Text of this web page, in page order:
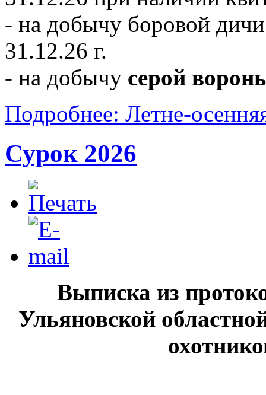
- на добычу боровой
31.12.26 г.
- на добычу серой
Подробнее: Летне-
Сурок 2026
Выписка из
Ульяновской